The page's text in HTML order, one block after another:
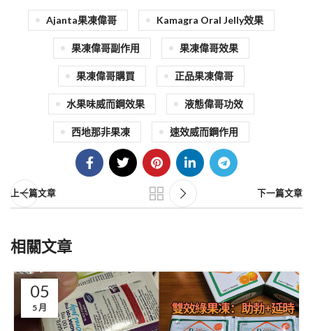
Ajanta果凍偉哥 Kamagra Oral Jelly效果
果凍偉哥副作用 果凍偉哥效果
果凍偉哥購買 正品果凍偉哥
水果味威而鋼效果 液態偉哥功效
西地那非果凍 速效威而鋼作用
上一篇文章 下一篇文章
相關文章
05
5 月